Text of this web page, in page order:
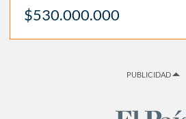
$530.000.000
PUBLICIDAD